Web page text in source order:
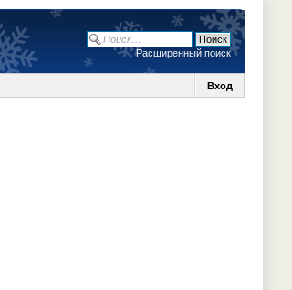
Расширенный поиск
Вход